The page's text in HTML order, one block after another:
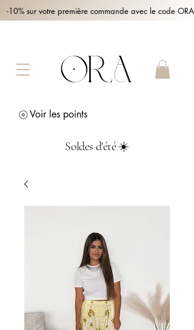
-10% sur votre première commande avec le code
Voir les points
Soldes d'été ☀️